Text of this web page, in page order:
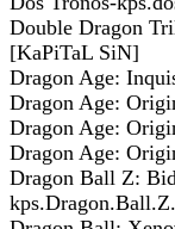
Double Dragon
[KaPiTaL SiN]
Dragon Age:
Dragon Age:
Dragon Age:
Dragon Age:
Dragon Ball Z: